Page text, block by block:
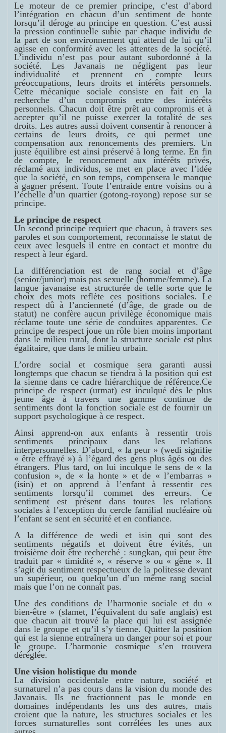
Le moteur de ce premier principe, c’est d’abord
l’intégration en chacun d’un sentiment de honte
lorsqu’il déroge au principe en question. C’est aussi
la pression continuelle subie par chaque individu de
la part de son environnement qui attend de lui qu’il
agisse en conformité avec les attentes de la société.
L’individu n’est pas pour autant subordonné à la
société. Les Javanais ne négligent pas leur
individualité et prennent en compte leurs
préoccupations, leurs droits et intérêts personnels.
Cette mécanique sociale consiste en fait en la
recherche d’un compromis entre des intérêts
personnels. Chacun doit être prêt au compromis et à
accepter qu’il ne puisse exercer la totalité de ses
droits. Les autres aussi doivent consentir à renoncer à
certains de leurs droits, ce qui permet une
compensation aux renoncements des premiers. Un
juste équilibre est ainsi préservé à long terme. En fin
de compte, le renoncement aux intérêts privés,
réclamé aux individus, se met en place avec l’idée
que la société, en son temps, compensera le manque
à gagner présent. Toute l’entraide entre voisins ou à
l’échelle d’un quartier (gotong-royong) repose sur se
principe.
Le principe de respect
Un second principe requiert que chacun, à travers ses
paroles et son comportement, reconnaisse le statut de
ceux avec lesquels il entre en contact et montre du
respect à leur égard.
La différenciation est de rang social et d’âge
(senior/junior) mais pas sexuelle (homme/femme). La
langue javanaise est structurée de telle sorte que le
choix des mots reflète ces positions sociales. Le
respect dû à l’ancienneté (d’âge, de grade ou de
statut) ne confère aucun privilège économique mais
réclame toute une série de conduites apparentes. Ce
principe de respect joue un rôle bien moins important
dans le milieu rural, dont la structure sociale est plus
égalitaire, que dans le milieu urbain.
L’ordre social et cosmique sera garanti aussi
longtemps que chacun se tiendra à la position qui est
la sienne dans ce cadre hiérarchique de référence.Ce
principe de respect (urmat) est inculqué dès le plus
jeune âge à travers une gamme continue de
sentiments dont la fonction sociale est de fournir un
support psychologique à ce respect.
Ainsi apprend-on aux enfants à ressentir trois
sentiments principaux dans les relations
interpersonnelles. D’abord, « la peur » (wedi signifie
« être effrayé ») à l’égard des gens plus âgés ou des
étrangers. Plus tard, on lui inculque le sens de « la
confusion », de « la honte » et de « l’embarras »
(isin) et on apprend à l’enfant à ressentir ces
sentiments lorsqu’il commet des erreurs. Ce
sentiment est présent dans toutes les relations
sociales à l’exception du cercle familial nucléaire où
l’enfant se sent en sécurité et en confiance.
A la différence dewedi et isinqui sont des
sentiments négatifs et doivent être évités, un
troisième doit être recherché : sungkan, qui peut être
traduit par « timidité », « réserve » ou « gêne ». Il
s’agit du sentiment respectueux de la politesse devant
un supérieur, ou quelqu’un d’un même rang social
mais que l’on ne connaît pas.
Une des conditions de l’harmonie sociale et du «
bien-être » (slamet, l’équivalent dusafe anglais) est
que chacun ait trouvé la place qui lui est assignée
dans le groupe et qu’il s’y tienne. Quitter la position
qui est la sienne entraînera un danger pour soi et pour
le groupe. L’harmonie cosmique s’en trouvera
déréglée.
Une vision holistique du monde
La division occidentale entre nature, société et
surnaturel n’a pas cours dans la vision du monde des
Javanais. Ils ne fractionnent pas le monde en
domaines indépendants les uns des autres, mais
croient que la nature, les structures sociales et les
forces surnaturelles sont corrélées les unes aux